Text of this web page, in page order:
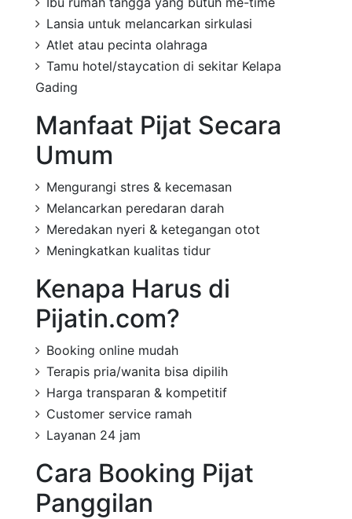
Lansia untuk melancarkan sirkulasi
Atlet atau pecinta olahraga
Tamu hotel/staycation di sekitar Kelapa
Gading
Manfaat Pijat Secara
Umum
Mengurangi stres & kecemasan
Melancarkan peredaran darah
Meredakan nyeri & ketegangan otot
Meningkatkan kualitas tidur
Kenapa Harus di
Pijatin.com?
Booking online mudah
Terapis pria/wanita bisa dipilih
Harga transparan & kompetitif
Customer service ramah
Layanan 24 jam
Cara Booking Pijat
Panggilan